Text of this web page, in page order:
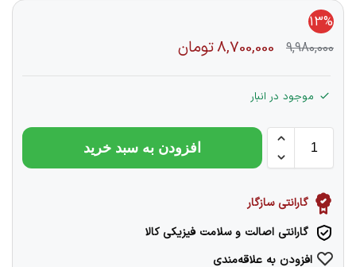
13%
9,980,000
8,700,000تومان
موجود در انبار
افزودن به سبد خرید
گارانتی سازگار
گارانتی اصالت و سلامت فیزیکی کالا
افزودن به علاقه‌مندی